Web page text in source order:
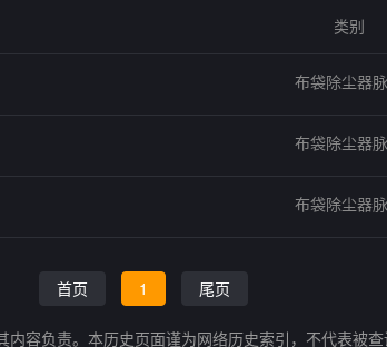
类别
布袋除尘器
布袋除尘器
布袋除尘器
首页 1 尾页
容负责。本历史页面谨为网络历史索引，不代表被查